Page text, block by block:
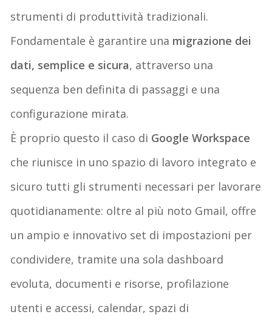
strumenti di produttività tradizionali.
Fondamentale è garantire una migrazione dei
dati, semplice e sicura, attraverso una
sequenza ben definita di passaggi e una
configurazione mirata.
È proprio questo il caso di Google Workspace
che riunisce in uno spazio di lavoro integrato e
sicuro tutti gli strumenti necessari per lavorare
quotidianamente: oltre al più noto Gmail, offre
un ampio e innovativo set di impostazioni per
condividere, tramite una sola dashboard
evoluta, documenti e risorse, profilazione
utenti e accessi, calendar, spazi di